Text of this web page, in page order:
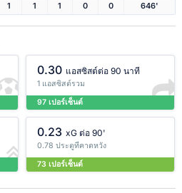
1 1 1 0 0 646'
0.30 แอสซิสต์ต่อ 90 นาที
1 แอสซิสต์รวม
97 เปอร์เซ็นต์
0.23 xG ต่อ 90'
0.78 ประตูที่คาดหวัง
73 เปอร์เซ็นต์